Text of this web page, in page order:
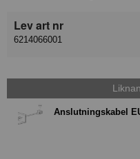
Lev art nr
6214066001
Anslutningskabel